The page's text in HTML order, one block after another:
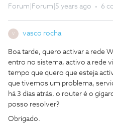
Forum|Forum|5 years ago 6
V vasco rocha
Boa tarde, quero activar a rede
entro no sistema, activo a rede
tempo que quero que esteja
que tivemos um problema,
há 3 dias atrás, o router é o
posso resolver?
Obrigado.